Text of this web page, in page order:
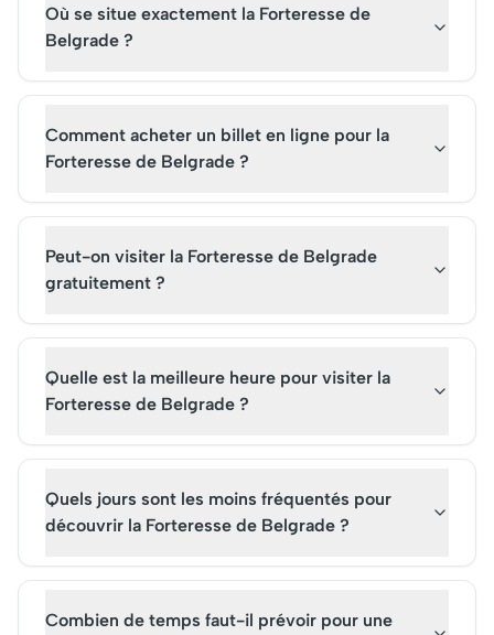
Où se situe exactement la Forteresse de
Belgrade ?
Comment acheter un billet en ligne pour la
Forteresse de Belgrade ?
Peut-on visiter la Forteresse de Belgrade
gratuitement ?
Quelle est la meilleure heure pour visiter la
Forteresse de Belgrade ?
Quels jours sont les moins fréquentés pour
découvrir la Forteresse de Belgrade ?
Combien de temps faut-il prévoir pour une